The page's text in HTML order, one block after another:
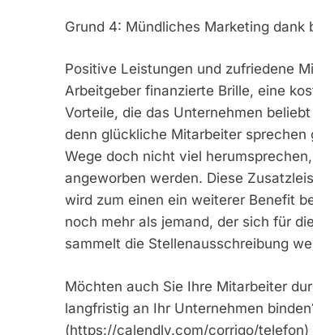
Grund 4: Mündliches Marketing dank
Positive Leistungen und zufriedene
Arbeitgeber finanzierte Brille, eine
Vorteile, die das Unternehmen
denn glückliche Mitarbeiter
Wege doch nicht viel
angeworben werden. Diese
wird zum einen ein weiterer Benefit
noch mehr als jemand, der sich für
sammelt die Stellenausschreibung
Möchten auch Sie Ihre Mitarbeiter
langfristig an Ihr Unternehmen
(https://calendly.com/corrigo/telefon)